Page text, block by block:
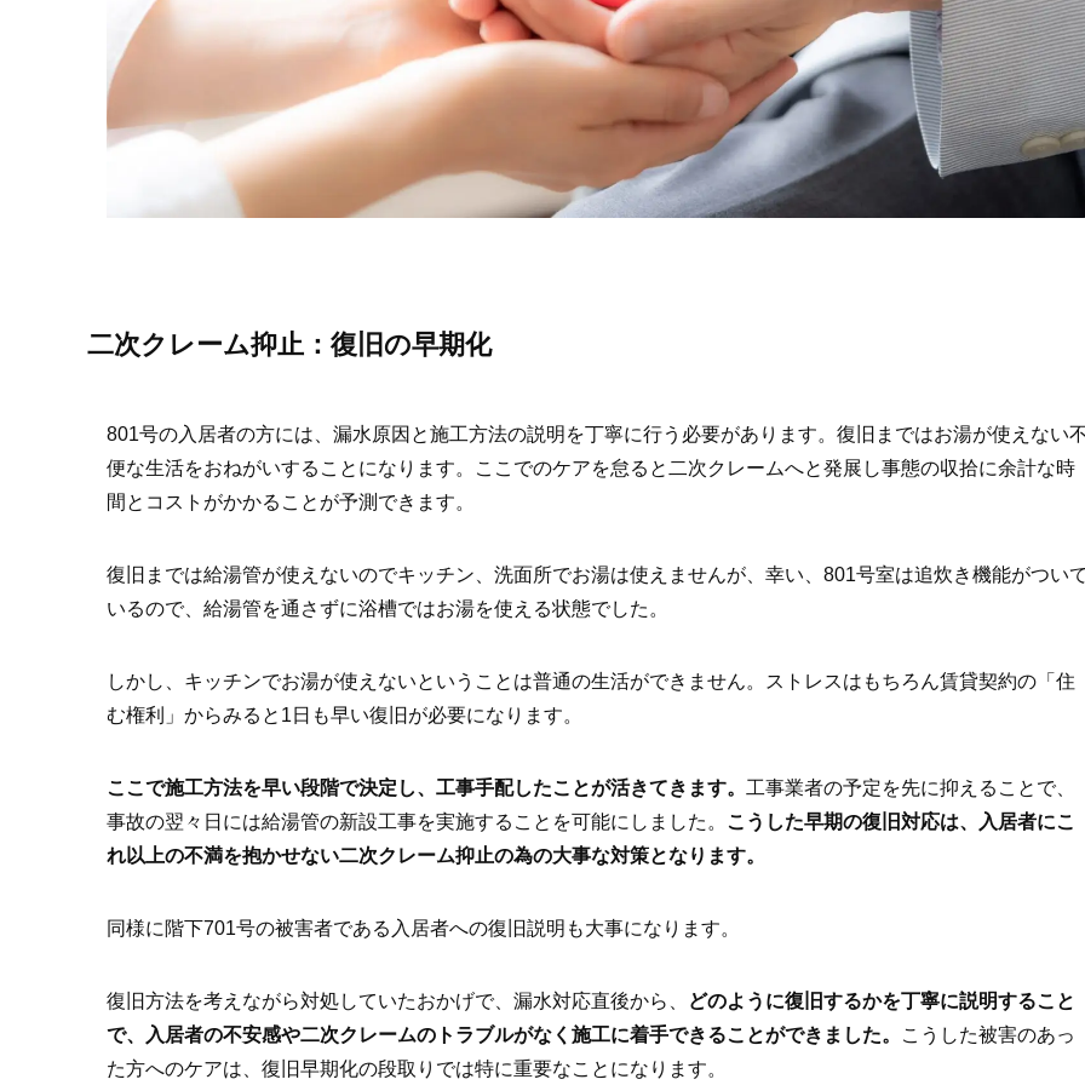
二次クレーム抑止：復旧の早期化
801号の入居者の方には、漏水原因と施工方法の説明を丁寧に行う必要があります。復旧まではお湯が使えない
便な生活をおねがいすることになります。ここでのケアを怠ると二次クレームへと発展し事態の収拾に余計な時
間とコストがかかることが予測できます。
復旧までは給湯管が使えないのでキッチン、洗面所でお湯は使えませんが、幸い、801号室は追炊き機能がつい
いるので、給湯管を通さずに浴槽ではお湯を使える状態でした。
しかし、キッチンでお湯が使えないということは普通の生活ができません。ストレスはもちろん賃貸契約の「住
む権利」からみると1日も早い復旧が必要になります。
ここで施工方法を早い段階で決定し、工事手配したことが活きてきます。 工事業者の予定を先に抑えることで、
事故の翌々日には給湯管の新設工事を実施することを可能にしました。
こうした早期の復旧対応は、入居者にこ
れ以上の不満を抱かせない二次クレーム抑止の為の大事な対策となります。
同様に階下701号の被害者である入居者への復旧説明も大事になります。
復旧方法を考えながら対処していたおかげで、漏水対応直後から、
どのように復旧するかを丁寧に説明すること
で、入居者の不安感や二次クレームのトラブルがなく施工に着手できることができました。
こうした被害のあっ
た方へのケアは、復旧早期化の段取りでは特に重要なことになります。